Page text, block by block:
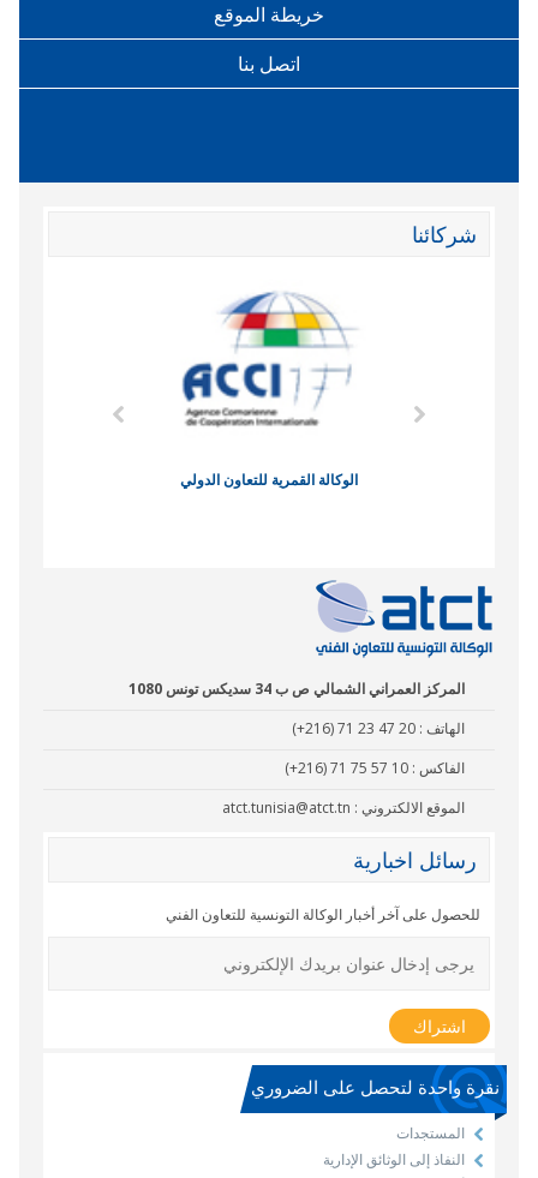
خريطة الموقع
اتصل بنا
شركائنا
الوكالة القمرية للتعاون الدولي
المركز العمراني الشمالي ص ب 34 سديكس تونس 1080
الهاتف : (+216) 71 23 47 20
الفاكس : (+216) 71 75 57 10
الموقع الالكتروني : atct.tunisia@atct.tn
رسائل اخبارية
للحصول على آخر أخبار الوكالة التونسية للتعاون الفني
نقرة واحدة لتحصل على الضروري
المستجدات
النفاذ إلى الوثائق الإدارية